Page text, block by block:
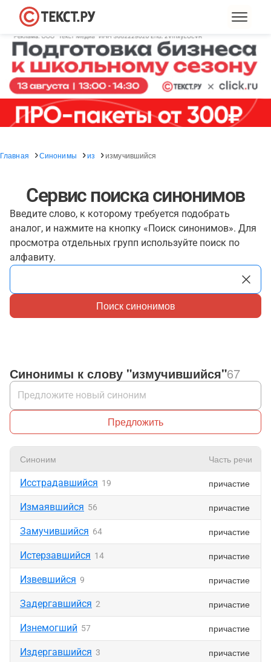
Главная Синонимы из измучившийся
Сервис поиска синонимов
Введите слово, к которому требуется подобрать
аналог, и нажмите на кнопку «Поиск синонимов». Для
просмотра отдельных групп используйте поиск по
алфавиту.
Поиск синонимов
Синонимы к слову "измучившийся"67
Предложить
Синоним Часть речи
Исстрадавшийся 19 причастие
Измаявшийся 56 причастие
Замучившийся 64 причастие
Истерзавшийся 14 причастие
Извевшийся 9 причастие
Задергавшийся 2 причастие
Изнемогший 57 причастие
Издергавшийся 3 причастие